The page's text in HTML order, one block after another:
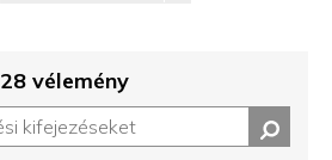
28 vélemény